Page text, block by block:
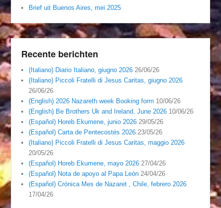
Brief uit Buenos Aires, mei 2025
Recente berichten
(Italiano) Diario Italiano, giugno 2026 26/06/26
(Italiano) Piccoli Fratelli di Jesus Caritas, giugno 2026
26/06/26
(English) 2026 Nazareth week Booking form 10/06/26
(English) Be Brothers Uk and Ireland, June 2026 10/06/26
(Español) Horeb Ekumene, junio 2026 29/05/26
(Español) Carta de Pentecostés 2026 23/05/26
(Italiano) Piccoli Fratelli di Jesus Caritas, maggio 2026
20/05/26
(Español) Horeb Ekumene, mayo 2026 27/04/26
(Español) Nota de apoyo al Papa León 24/04/26
(Español) Crónica Mes de Nazaret , Chile, febrero 2026
17/04/26